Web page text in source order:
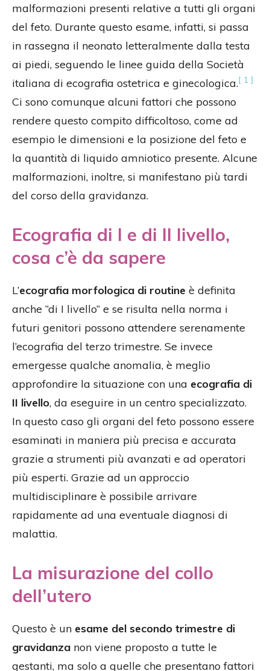
malformazioni presenti relative a tutti gli organi
del feto. Durante questo esame, infatti, si passa
in rassegna il neonato letteralmente dalla testa
ai piedi, seguendo le linee guida della Società
italiana di ecografia ostetrica e ginecologica.[ 1 ]
Ci sono comunque alcuni fattori che possono
rendere questo compito difficoltoso, come ad
esempio le dimensioni e la posizione del feto e
la quantità di liquido amniotico presente. Alcune
malformazioni, inoltre, si manifestano più tardi
del corso della gravidanza.
Ecografia di I e di II livello,
cosa c’è da sapere
L’ecografia morfologica di routine è definita
anche “di I livello” e se risulta nella norma i
futuri genitori possono attendere serenamente
l’ecografia del terzo trimestre. Se invece
emergesse qualche anomalia, è meglio
approfondire la situazione con una ecografia di
II livello, da eseguire in un centro specializzato.
In questo caso gli organi del feto possono essere
esaminati in maniera più precisa e accurata
grazie a strumenti più avanzati e ad operatori
più esperti. Grazie ad un approccio
multidisciplinare è possibile arrivare
rapidamente ad una eventuale diagnosi di
malattia.
La misurazione del collo
dell’utero
Questo è un esame del secondo trimestre di
gravidanza non viene proposto a tutte le
gestanti, ma solo a quelle che presentano fattori